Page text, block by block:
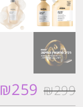
₪299
המחיר
₪259